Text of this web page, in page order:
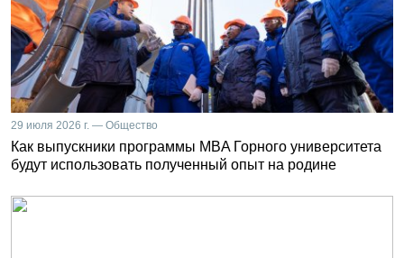
29 июля 2026 г. — Общество
Как выпускники программы MBA Горного университета
будут использовать полученный опыт на родине